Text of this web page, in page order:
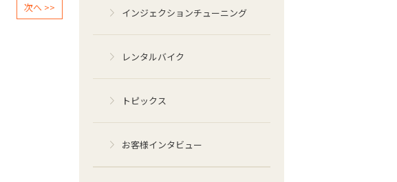
次へ >> インジェクションチューニング
レンタルバイク
トピックス
お客様インタビュー